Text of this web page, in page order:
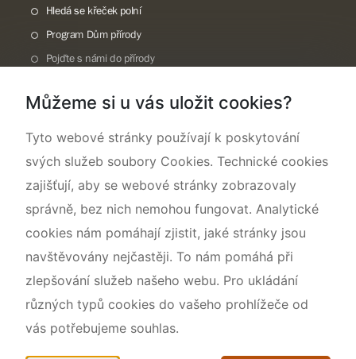
Hledá se křeček polní
Program Dům přírody
Pojďte s námi do přírody
Rok CHKO pod záštitou České komise pro UNESCO
Můžeme si u vás uložit cookies?
Tyto webové stránky používají k poskytování
svých služeb soubory Cookies. Technické cookies
zajišťují, aby se webové stránky zobrazovaly
správně, bez nich nemohou fungovat. Analytické
cookies nám pomáhají zjistit, jaké stránky jsou
navštěvovány nejčastěji. To nám pomáhá při
zlepšování služeb našeho webu. Pro ukládání
různých typů cookies do vašeho prohlížeče od
vás potřebujeme souhlas.